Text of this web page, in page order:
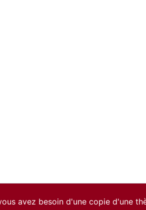
avez besoin d'une copie d'une